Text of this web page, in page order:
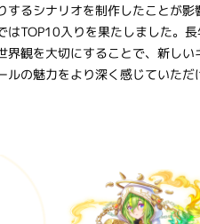
るシナリオを制作したことが影
はTOP10入りを果たしました。長
観を大切にすることで、新しい
の魅力をより深く感じていただ